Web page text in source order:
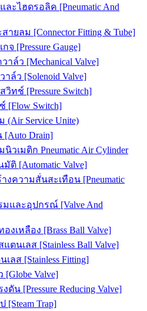
ะไฮดรอลิค [Pneumatic And
ายลม [Connector Fitting & Tube]
จ [Pressure Gauge]
ล์ว [Mechanical Valve]
ล์ว [Solenoid Valve]
วิทช์ [Pressure Switch]
[Flow Switch]
(Air Service Unite)
[Auto Drain]
วเมติก Pneumatic Air Cylinder
ติ [Automatic Valve]
งความสั่นสะเทือน [Pneumatic
และอุปกรณ์ [Valve And
งเหลือง [Brass Ball Valve]
ตนเลส [Stainless Ball Valve]
ลส [Stainless Fitting]
[Globe Valve]
ดัน [Pressure Reducing Valve]
[Steam Trap]